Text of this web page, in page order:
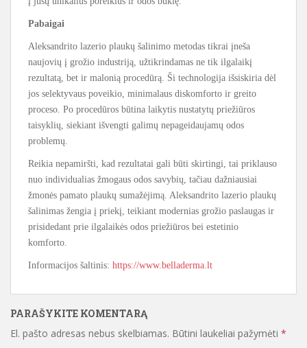
Pabaigai
Aleksandrito lazerio plaukų šalinimo metodas tikrai įneša
naujovių į grožio industriją, užtikrindamas ne tik ilgalaikį
rezultatą, bet ir malonią procedūrą. Ši technologija išsiskiria dėl
jos selektyvaus poveikio, minimalaus diskomforto ir greito
proceso. Po procedūros būtina laikytis nustatytų priežiūros
taisyklių, siekiant išvengti galimų nepageidaujamų odos
problemų.
Reikia nepamiršti, kad rezultatai gali būti skirtingi, tai priklauso
nuo individualias žmogaus odos savybių, tačiau dažniausiai
žmonės pamato plaukų sumažėjimą. Aleksandrito lazerio plaukų
šalinimas žengia į priekį, teikiant modernias grožio paslaugas ir
prisidedant prie ilgalaikės odos priežiūros bei estetinio
komforto.
Informacijos šaltinis: https://www.belladerma.lt
PARAŠYKITE KOMENTARĄ
El. pašto adresas nebus skelbiamas. Būtini laukeliai pažymėti *